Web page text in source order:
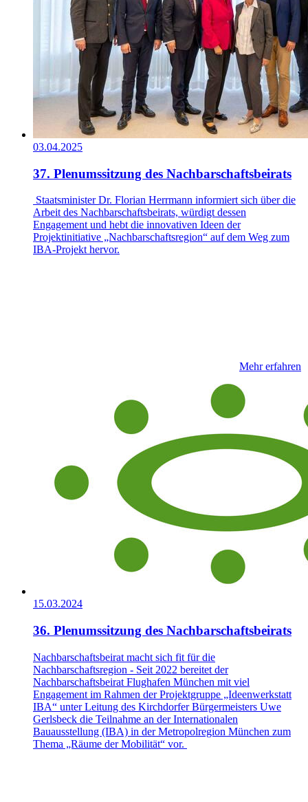
03.04.2025
37. Plenumssitzung des Nachbarschaftsbeirats
Staatsminister Dr. Florian Herrmann informiert sich über die
Arbeit des Nachbarschaftsbeirats, würdigt dessen
Engagement und hebt die innovativen Ideen der
Projektinitiative „Nachbarschaftsregion“ auf dem Weg zum
IBA-Projekt hervor.
Mehr erfahren
15.03.2024
36. Plenumssitzung des Nachbarschaftsbeirats
Nachbarschaftsbeirat macht sich fit für die
Nachbarschaftsregion - Seit 2022 bereitet der
Nachbarschaftsbeirat Flughafen München mit viel
Engagement im Rahmen der Projektgruppe „Ideenwerkstatt
IBA“ unter Leitung des Kirchdorfer Bürgermeisters Uwe
Gerlsbeck die Teilnahme an der Internationalen
Bauausstellung (IBA) in der Metropolregion München zum
Thema „Räume der Mobilität“ vor.